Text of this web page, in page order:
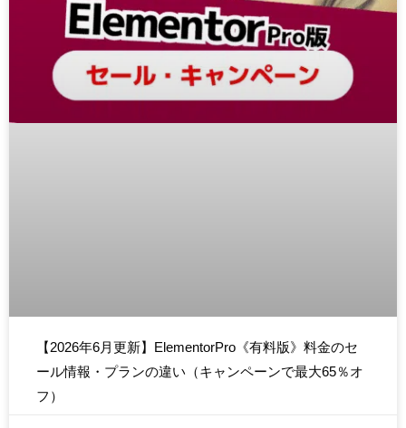
【2026年6月更新】ElementorPro《有料版》料金のセ
ール情報・プランの違い（キャンペーンで最大65％オ
フ）